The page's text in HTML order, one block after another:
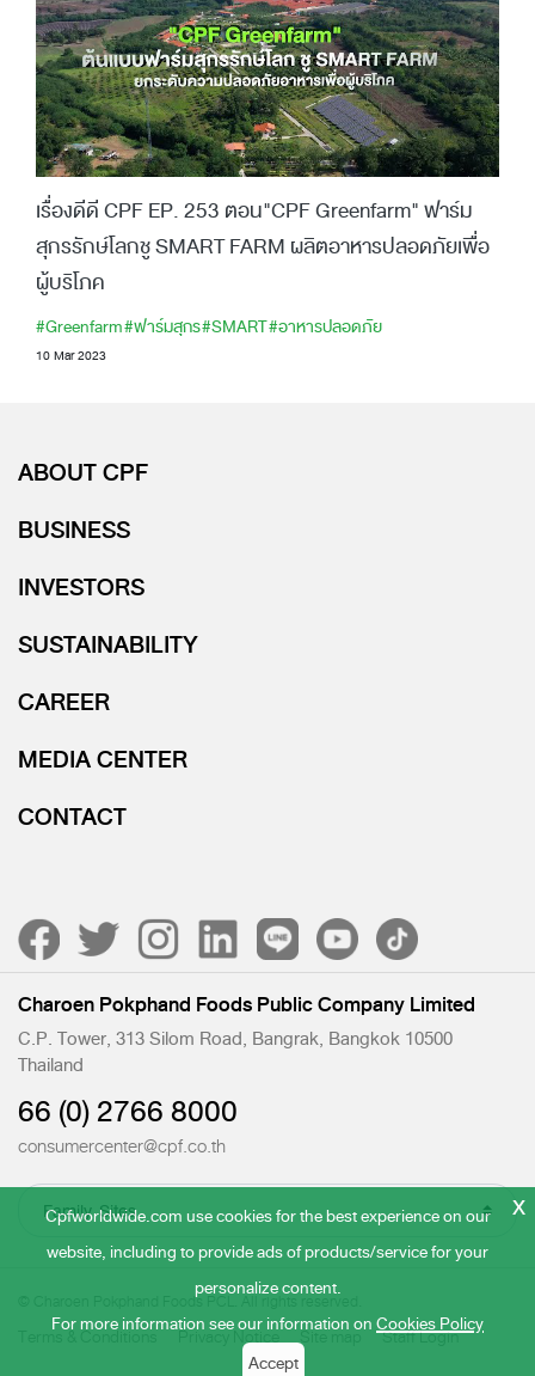
เรื่องดีดี CPF EP. 253 ตอน"CPF Greenfarm" ฟาร์ม
สุกรรักษ์โลกชู SMART FARM ผลิตอาหารปลอดภัยเพื่อ
ผู้บริโภค
#Greenfarm#ฟาร์มสุกร#SMART#อาหารปลอดภัย
10 Mar 2023
Cpfworldwide.com use cookies for the best experience on our
website, including to provide ads of products/service for your
personalize content.
For more information see our information onCookies Policy
Accept
x
ABOUT CPF
BUSINESS
INVESTORS
SUSTAINABILITY
CAREER
MEDIA CENTER
CONTACT
Charoen Pokphand Foods Public Company Limited
C.P. Tower, 313 Silom Road, Bangrak, Bangkok 10500
Thailand
66 (0) 2766 8000
consumercenter@cpf.co.th
© Charoen Pokphand Foods PCL. All rights reserved.
Terms & Conditions Privacy Notice Site map Staff Login